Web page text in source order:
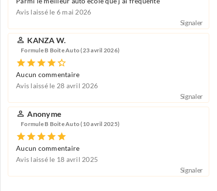
Avis laissé le 6 mai 2026
Signaler
KANZA W.
Formule B Boite Auto (23 avril 2026)
Aucun commentaire
Avis laissé le 28 avril 2026
Signaler
Anonyme
Formule B Boite Auto (10 avril 2025)
Aucun commentaire
Avis laissé le 18 avril 2025
Signaler